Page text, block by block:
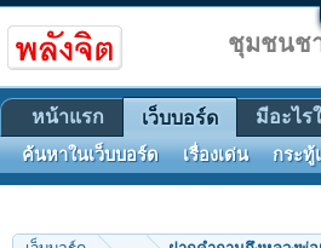
ชุมชนช
หน้าแรก เว็บบอร์ด
ค้นหาในเว็บบอร์ด เรื่องเด่น กระทู้
มีอะไร